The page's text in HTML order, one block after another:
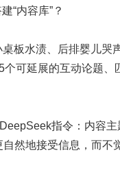
“内容库”？
板水渍、后排婴儿哭
个可延展的互动论题、
指令：内容
然地接受信息，而不觉